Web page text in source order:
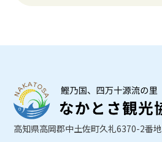
高知県高岡郡中土佐町久礼6370-2番地